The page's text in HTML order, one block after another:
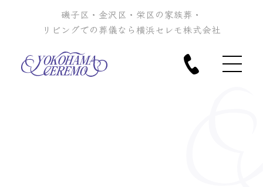
磯子区・金沢区・栄区の家族葬・
リビングでの葬儀なら横浜セレモ株式会社